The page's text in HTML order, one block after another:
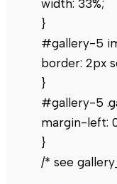
width: 33%;
}
#gallery-5
border: 2px
}
#gallery-5
margin-left:
}
/* see